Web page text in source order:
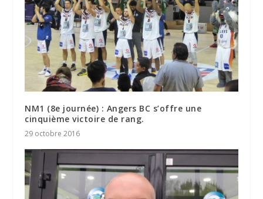
NM1 (8e journée) : Angers BC s’offre une
cinquième victoire de rang.
29 octobre 2016